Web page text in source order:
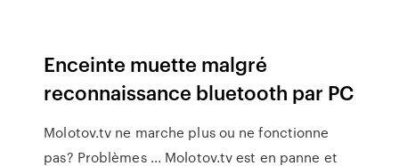
Enceinte muette malgré
reconnaissance bluetooth par PC
Molotov.tv ne marche plus ou ne fonctionne
pas? Problèmes ... Molotov.tv est en panne et